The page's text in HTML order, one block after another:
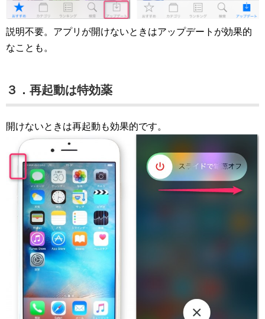
説明不要。アプリが開けないときはアップデートが効果的
なことも。
３．再起動は特効薬
開けないときは再起動も効果的です。